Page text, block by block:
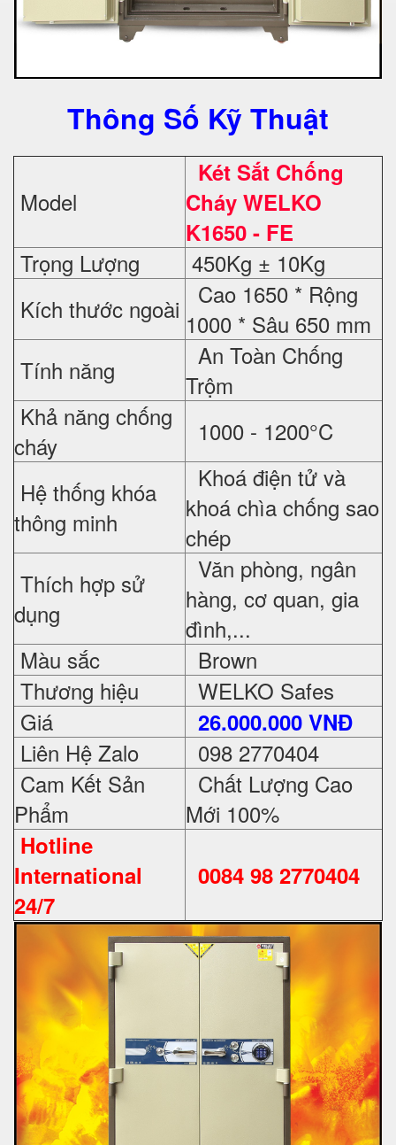
Thông Số Kỹ Thuật
Model
Két Sắt Chống
Cháy WELKO
K1650 - FE
Trọng Lượng
450Kg ± 10Kg
Kích thước ngoài
Cao 1650 * Rộng
1000 * Sâu 650 mm
Tính năng
An Toàn Chống
Trộm
Khả năng chống
cháy
1000 - 1200°C
Hệ thống khóa
thông minh
Khoá điện tử và
khoá chìa chống sao
chép
Thích hợp sử
dụng
Văn phòng, ngân
hàng, cơ quan, gia
đình,...
Màu sắc
Brown
Thương hiệu
WELKO Safes
Giá
26.000.000 VNĐ
Liên Hệ Zalo
098 2770404
Cam Kết Sản
Phẩm
Chất Lượng Cao
Mới 100%
Hotline
International
24/7
0084 98 2770404